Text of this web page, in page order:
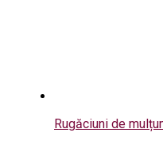
Rugăciuni de